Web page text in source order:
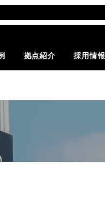
破壊
・什器の搬入据付
拠点紹介 採用情報